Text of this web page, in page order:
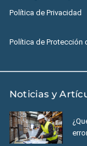
Política de Privacidad
Política de Protección
Noticias y